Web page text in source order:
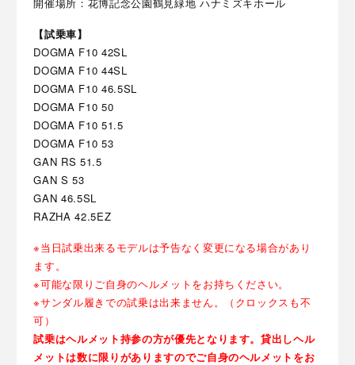
【試乗車】
DOGMA F10 42SL
DOGMA F10 44SL
DOGMA F10 46.5SL
DOGMA F10 50
DOGMA F10 51.5
DOGMA F10 53
GAN RS 51.5
GAN S 53
GAN 46.5SL
RAZHA 42.5EZ
※当日試乗出来るモデルは予告なく変更になる場合があり
ます。
※可能な限りご自身のヘルメットをお持ちください。
※サンダル履きでの試乗は出来ません。（クロックスも不
可）
試乗はヘルメット持参の方が優先となります。貸出しヘル
メットは数に限りがありますのでご自身のヘルメットをお